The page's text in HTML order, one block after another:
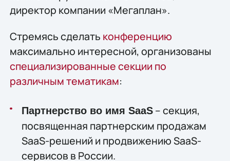
директор компании «Мегаплан».
Стремясь сделать конференцию
максимально интересной, организованы
специализированные секции по
различным тематикам:
Партнерство во имя SaaS– секция,
посвященная партнерским продажам
SaaS-решений и продвижению SaaS-
сервисов в России.